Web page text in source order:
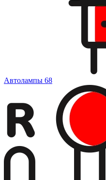
Автолампы 68